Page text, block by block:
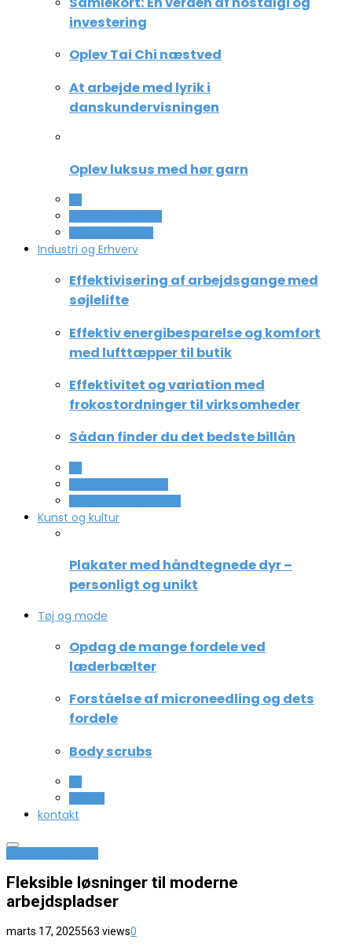
investering
Oplev Tai Chi næstved
At arbejde med lyrik i
danskundervisningen
Oplev luksus med hør garn
Industri og Erhverv
Effektivisering af arbejdsgange med
søjlelifte
Effektiv energibesparelse og komfort
med lufttæpper til butik
Effektivitet og variation med
frokostordninger til virksomheder
Sådan finder du det bedste billån
Kunst og kultur
Plakater med håndtegnede dyr –
personligt og unikt
Tøj og mode
Opdag de mange fordele ved
læderbælter
Forståelse af microneedling og dets
fordele
Body scrubs
kontakt
Fleksible løsninger til moderne
arbejdspladser
marts 17, 2025563 views0